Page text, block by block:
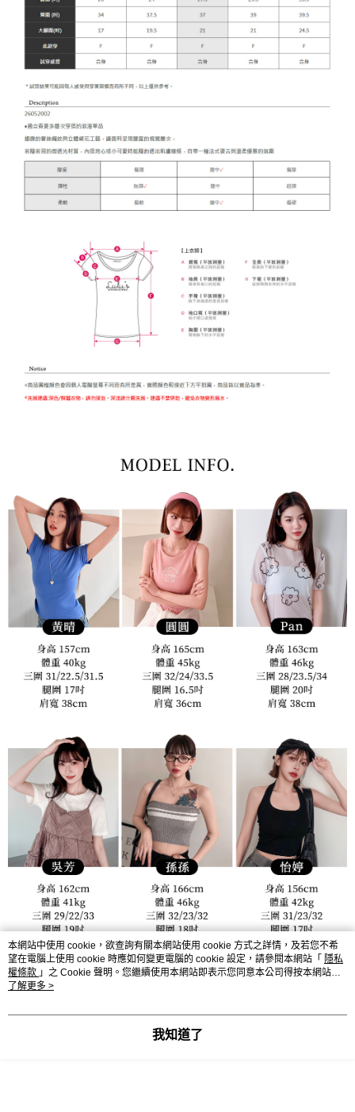
本網站中使用 cookie，欲查詢有關本網站使用 cookie 方式之詳情，及若您不希
望在電腦上使用 cookie 時應如何變更電腦的 cookie 設定，請參閱本網站「 隱私
權條款 」之 Cookie 聲明。您繼續使用本網站即表示您同意本公司得按本網站使
用條款之 Cookie 聲明使用 cookie。
了解更多 >
我知道了